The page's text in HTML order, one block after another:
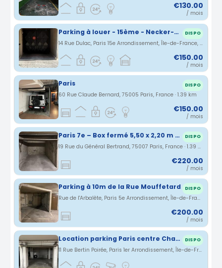
€130.00
/ mois
Parking à louer - 15ème - Necker-Montparnasse DISPO
14 Rue Dulac, Paris 15e Arrondissement, Île-de-France, France · 1.38 km
€150.00
/ mois
Paris DISPO
60 Rue Claude Bernard, 75005 Paris, France · 1.39 km
€150.00
/ mois
Paris 7e – Box fermé 5,50 x 2,20 m – Résidence de standing (Necker) DISPO
19 Rue du Général Bertrand, 75007 Paris, France · 1.39 km
€220.00
/ mois
Parking à 10m de la Rue Mouffetard DISPO
Rue de l'Arbalète, Paris 5e Arrondissement, Île-de-France, France · 1.45 km
€200.00
/ mois
Location parking Paris centre Chatelet rue Bertin Poirée (75) DISPO
11 Rue Bertin Poirée, Paris 1er Arrondissement, Île-de-France, France · 1.48 km